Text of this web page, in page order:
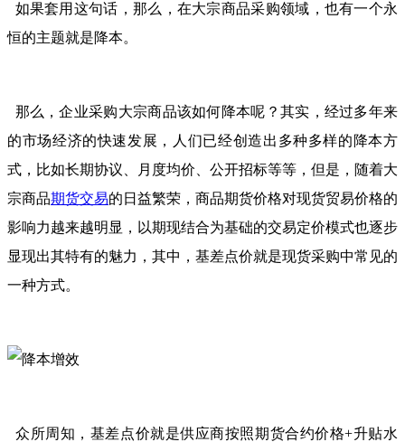
如果套用这句话，那么，在大宗商品采购领域，也有一个永
恒的主题就是降本。
那么，企业采购大宗商品该如何降本呢？其实，经过多年来
的市场经济的快速发展，人们已经创造出多种多样的降本方
式，比如长期协议、月度均价、公开招标等等，但是，随着大
宗商品期货交易的日益繁荣，商品期货价格对现货贸易价格的
影响力越来越明显，以期现结合为基础的交易定价模式也逐步
显现出其特有的魅力，其中，基差点价就是现货采购中常见的
一种方式。
众所周知，基差点价就是供应商按照期货合约价格+升贴水